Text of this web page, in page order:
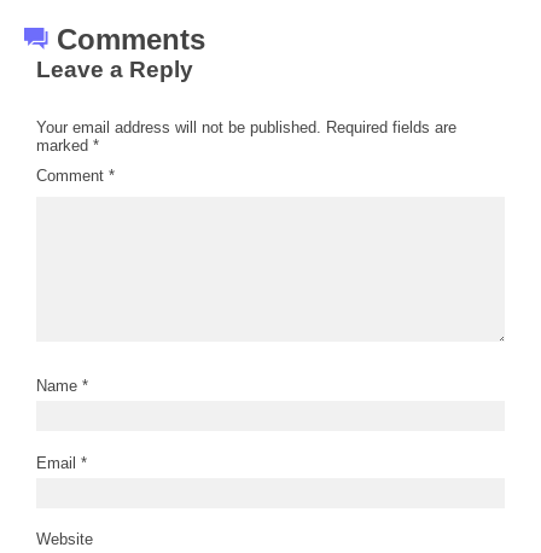
Comments
Leave a Reply
Your email address will not be published.
Required fields are
marked *
Comment *
Name *
Email *
Website